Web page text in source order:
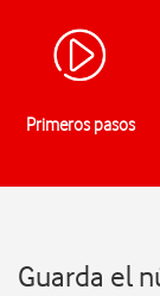
Primeros pasos
Guarda el